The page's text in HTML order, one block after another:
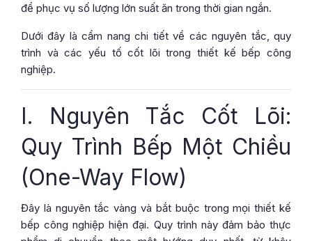
để phục vụ số lượng lớn suất ăn trong thời gian ngắn.
Dưới đây là cẩm nang chi tiết về các nguyên tắc, quy
trình và các yếu tố cốt lõi trong thiết kế bếp công
nghiệp.
I. Nguyên Tắc Cốt Lõi:
Quy Trình Bếp Một Chiều
(One-Way Flow)
Đây là nguyên tắc vàng và bắt buộc trong mọi thiết kế
bếp công nghiệp hiện đại. Quy trình này đảm bảo thực